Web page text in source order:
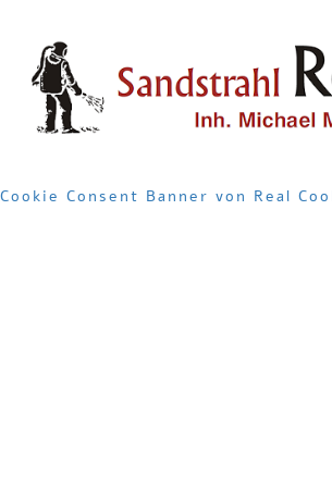
Cookie Consent Banner von Real